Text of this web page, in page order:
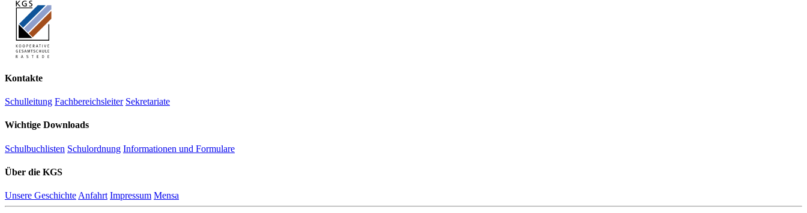
Kontakte
Schulleitung Fachbereichsleiter Sekretariate
Wichtige Downloads
Schulbuchlisten Schulordnung Informationen und Formulare
Über die KGS
Unsere Geschichte Anfahrt Impressum Mensa